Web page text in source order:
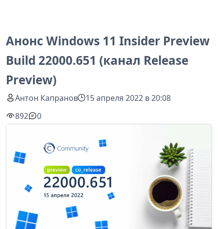
Анонс Windows 11 Insider Preview
Build 22000.651 (канал Release
Preview)
Антон Капранов
15 апреля 2022 в 20:08
892
0